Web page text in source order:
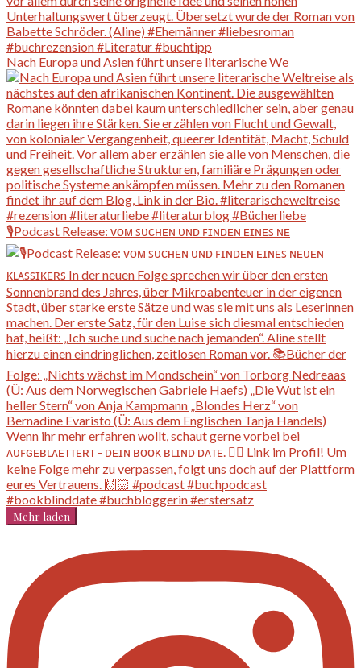
Nach Europa und Asien führt unsere literarische We
🎙️Podcast Release: ᴠᴏᴍ ꜱᴜᴄʜᴇɴ ᴜɴᴅ ꜰɪɴᴅᴇɴ ᴇɪɴᴇꜱ ɴᴇ
Mehr laden